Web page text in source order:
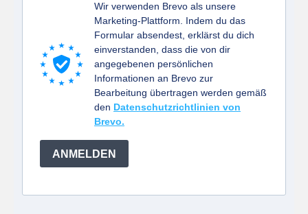
Wir verwenden Brevo als unsere
Marketing-Plattform. Indem du das
Formular absendest, erklärst du dich
einverstanden, dass die von dir
angegebenen persönlichen
Informationen an Brevo zur
Bearbeitung übertragen werden gemäß
den Datenschutzrichtlinien von
Brevo.
ANMELDEN